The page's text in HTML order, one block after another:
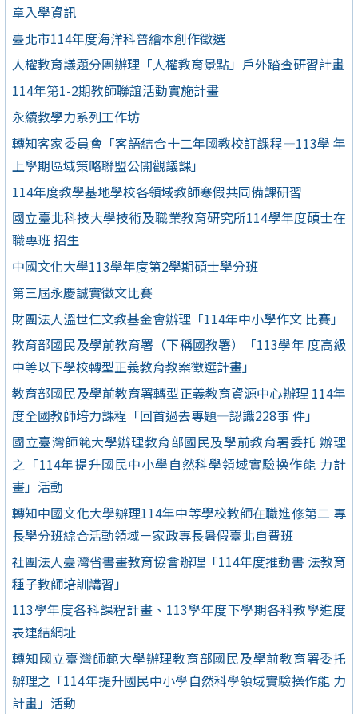
章入學資訊
臺北市114年度海洋科普繪本創作徵選
人權教育議題分團辦理「人權教育景點」戶外踏查研習計畫
114年第1-2期教師聯誼活動實施計畫
永續教學力系列工作坊
轉知客家委員會「客語結合十二年國教校訂課程—113學 年
上學期區域策略聯盟公開觀議課」
114年度教學基地學校各領域教師寒假共同備課研習
國立臺北科技大學技術及職業教育研究所114學年度碩士在
職專班 招生
中國文化大學113學年度第2學期碩士學分班
第三屆永慶誠實徵文比賽
財團法人溫世仁文教基金會辦理「114年中小學作文 比賽」
教育部國民及學前教育署（下稱國教署）「113學年 度高級
中等以下學校轉型正義教育教案徵選計畫」
教育部國民及學前教育署轉型正義教育資源中心辦理 114年
度全國教師培力課程「回首過去專題—認識228事 件」
國立臺灣師範大學辦理教育部國民及學前教育署委托 辦理
之「114年提升國民中小學自然科學領域實驗操作能 力計
畫」活動
轉知中國文化大學辦理114年中等學校教師在職進修第二 專
長學分班綜合活動領域－家政專長暑假臺北自費班
社團法人臺灣省書畫教育協會辦理「114年度推動書 法教育
種子教師培訓講習」
113學年度各科課程計畫、113學年度下學期各科教學進度
表連結網址
轉知國立臺灣師範大學辦理教育部國民及學前教育署委托
辦理之「114年提升國民中小學自然科學領域實驗操作能 力
計畫」活動